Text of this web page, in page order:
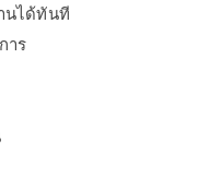
นได้ทันที
าร